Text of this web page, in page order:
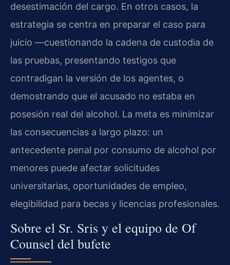
desestimación del cargo. En otros casos, la
estrategia se centra en preparar el caso para
juicio —cuestionando la cadena de custodia de
las pruebas, presentando testigos que
contradigan la versión de los agentes, o
demostrando que el acusado no estaba en
posesión real del alcohol. La meta es minimizar
las consecuencias a largo plazo: un
antecedente penal por consumo de alcohol por
menores puede afectar solicitudes
universitarias, oportunidades de empleo,
elegibilidad para becas y licencias profesionales.
Sobre el Sr. Sris y el equipo de Of
Counsel del bufete